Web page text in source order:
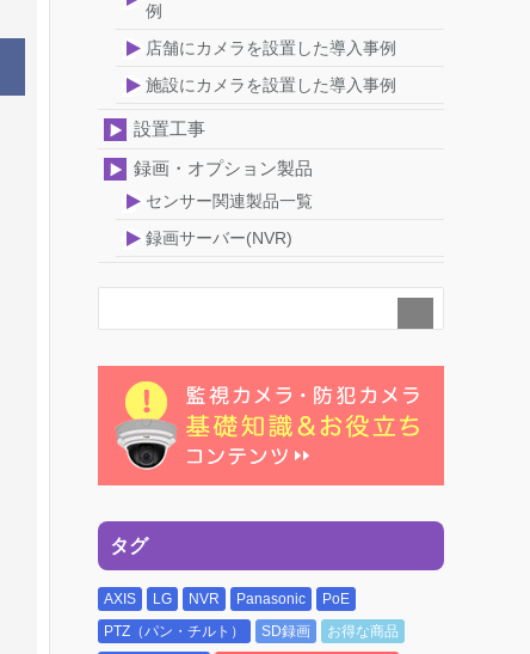
例
店舗にカメラを設置した導入事例
施設にカメラを設置した導入事例
設置工事
録画・オプション製品
センサー関連製品一覧
録画サーバー(NVR)
タグ
AXIS LG NVR Panasonic
PoE
PTZ（パン・チルト）
SD録画
お得な商品